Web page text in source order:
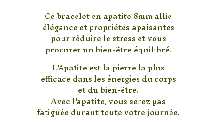
Ce bracelet en apatite 8mm allie
élégance et propriétés apaisantes
pour réduire le stress et vous
procurer un bien-être équilibré.
L'Apatite est la pierre la plus
efficace dans les énergies du corps
et du bien-être.
Avec l'apatite, vous serez pas
fatiguée durant toute votre journée.